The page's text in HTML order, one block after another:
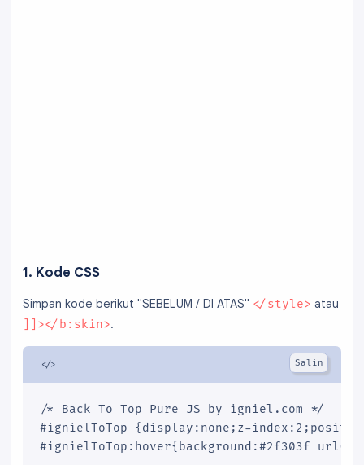
1. Kode CSS
Simpan kode berikut "SEBELUM / DI ATAS" </style> atau
]]></b:skin>.
/* Back To Top Pure JS by igniel.com */
#ignielToTop {display:none;z-
#ignielToTop:hover{background:#2f303f